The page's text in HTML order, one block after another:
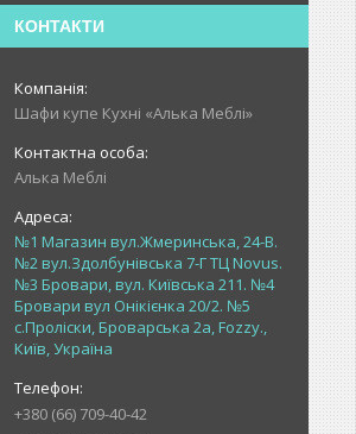
КОНТАКТИ
Шафи купе Кухні «Алька Меблі»
Алька Меблі
№1 Магазин вул.Жмеринська, 24-В.
№2 вул.Здолбунівська 7-Г ТЦ Novus.
№3 Бровари, вул. Київська 211. №4
Бровари вул Онікієнка 20/2. №5
с.Проліски, Броварська 2а, Fozzy.,
Київ, Україна
+380 (66) 709-40-42